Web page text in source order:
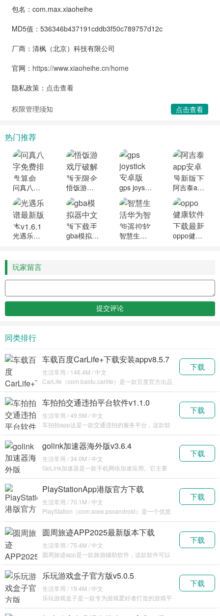
包名：com.max.xiaoheihe
MD5值：536346b437191cddb3f50c789757d12c
厂商：清枫（北京）科技有限公司
官网： https://www.xiaoheihe.cn/home
隐私政策： 点击查看
权限管理须知 点击查看
热门推荐
问真八字免费排盘算命app官方下载 悟饭游戏厅破解版无限金手指2025 gps joystick安卓版 阿吉泰app安卓最新版下载
光遇乐谱最新版本 gba模拟器中文版下载手机版 智慧生活华为智能遥控软件官方正版下载 oppo健康软件下载最新版
玩家留言
同类排行
车载百度CarLife+下载安装appv8.5.7
生活常用 / 146.4M / 中文
CarLife（com.baidu.carlife）是一款百度官方出品
下载
车拍拍交通违拍平台软件v1.1.0
生活常用 / 49.5M / 中文
车拍拍app这是一款交通违拍的服务平台，这款软
下载
golink加速器海外版v3.6.4
生活常用 / 34.0M / 中文
GoLink加速器是一款手机网络加速应用。它主要
下载
PlayStationApp港版官方下载
v24.11.0
生活常用 / 70.1M / 中文
PlayStation（com.scee.psxandroid）是一个优质
下载
圆周旅迹APP2025最新版本下载
v1.0.1
生活常用 / 75.4M / 中文
圆周旅迹app是一款旅游辅助软件，这款软件可以
下载
乐玩游戏盒子官方版v5.0.5
生活常用 / 19.4M / 中文
乐玩游戏盒子是一款专为游戏爱好者打造的游戏平
下载